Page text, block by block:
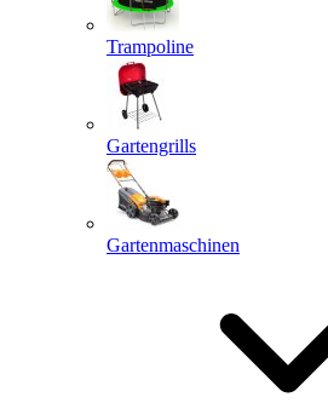
Trampoline
Gartengrills
Gartenmaschinen